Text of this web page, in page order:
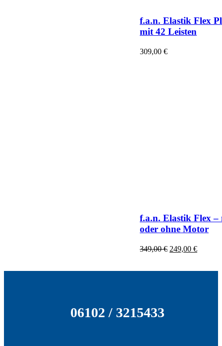
f.a.n. Elastik Flex
mit 42 Leisten
309,00 €
f.a.n. Elastik Flex –
oder ohne Motor
349,00€ Ursprünglicher
249,00 €
06102 / 3215433